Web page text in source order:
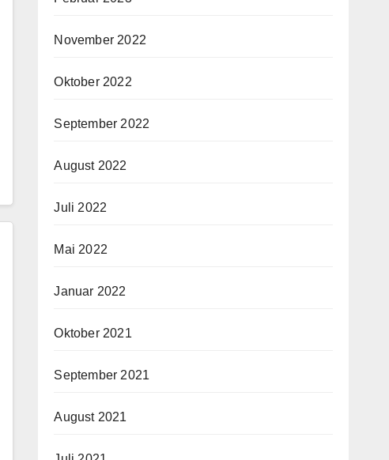
November 2022
Oktober 2022
September 2022
August 2022
Juli 2022
Mai 2022
Januar 2022
Oktober 2021
September 2021
August 2021